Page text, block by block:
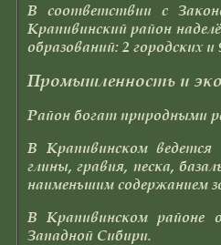
В соответствии с
Крапивинский район
образований: 2 городских и
Промышленность и
Район богат природными
В Крапивинском ведется
глины, гравия, песка,
наименьшим содержанием
В Крапивинском районе
Западной Сибири.